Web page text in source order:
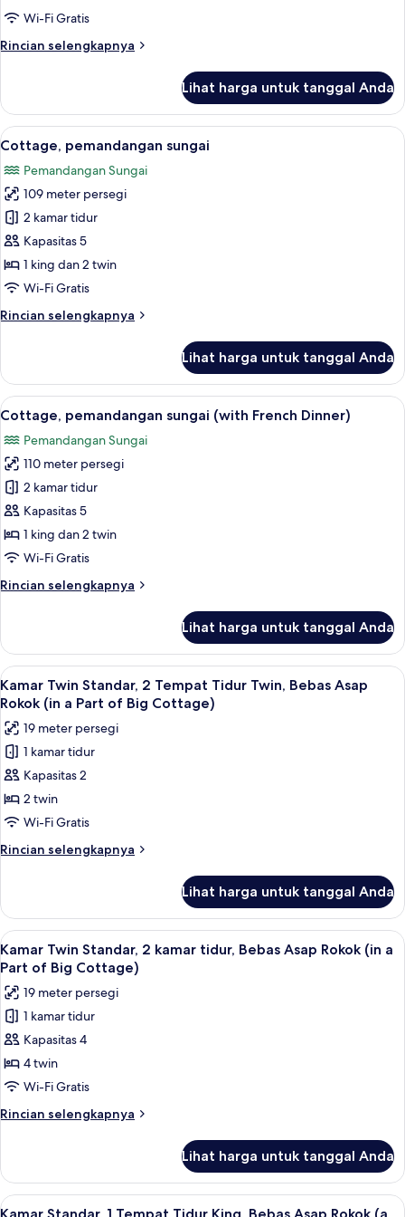
pemandangan
(Forest
French
Dinn)
Wi-Fi Gratis
Rincian selengkapnya
Rincian
Cottage,
kamar
pemandangan
gunung
(Forest
View,
with
French
Dinn)
Lihat harga untuk tanggal Anda
Lihat
semua
foto
untuk
Cottage,
pemandangan
sungai
2 kamar tidur, seprai premium,
18
Cottage, pemandangan sungai
Pemandangan Sungai
109 meter persegi
2 kamar tidur
Kapasitas 5
1 king dan 2 twin
Wi-Fi Gratis
Rincian selengkapnya
Rincian
Cottage,
pemandangan
sungai
Lihat harga untuk tanggal Anda
Lihat
semua
foto
untuk
Cottage,
pemandangan
sungai
(with
Dinner)
2 kamar tidur, seprai premium,
18
Cottage, pemandangan sungai (with French Dinner)
Pemandangan Sungai
110 meter persegi
2 kamar tidur
Kapasitas 5
1 king dan 2 twin
Wi-Fi Gratis
Rincian selengkapnya
Rincian
Cottage,
pemandangan
sungai
(with
Dinner)
Lihat harga untuk tanggal Anda
Lihat
semua
foto
untuk
Kamar
Twin
Standar,
2
Tempat
Tidur
Bebas
Asap
Rokok
(in
a
Part
of
Big
Cottage)
2 kamar tidur, seprai premium,
8
Kamar Twin Standar, 2 Tempat Tidur Twin, Bebas Asap
Rokok (in a Part of Big Cottage)
19 meter persegi
1 kamar tidur
Kapasitas 2
2 twin
Wi-Fi Gratis
Rincian selengkapnya
Rincian
Kamar
Twin
Standar,
2
Tidur
Twin,
Bebas
Asap
Rokok
Part
of
Lihat harga untuk tanggal Anda
Lihat
semua
foto
untuk
Kamar
Twin
Standar,
2
kamar
tidur,
Asap
Rokok
(in
2 kamar tidur, seprai premium,
8
Kamar Twin Standar, 2 kamar tidur, Bebas Asap Rokok (in a
Part of Big Cottage)
19 meter persegi
1 kamar tidur
Kapasitas 4
4 twin
Wi-Fi Gratis
Rincian selengkapnya
Rincian
Kamar
Twin
Standar,
Lihat harga untuk tanggal Anda
Lihat
Kamar Standar, 1 Tempat Tidur
7